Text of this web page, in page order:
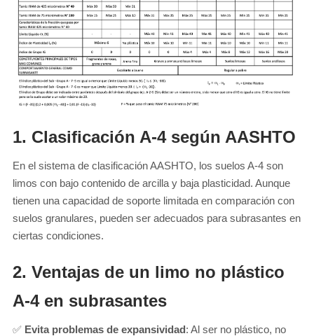
1. Clasificación A-4 según AASHTO
En el sistema de clasificación AASHTO, los suelos A-4 son
limos con bajo contenido de arcilla y baja plasticidad. Aunque
tienen una capacidad de soporte limitada en comparación con
suelos granulares, pueden ser adecuados para subrasantes en
ciertas condiciones.
2. Ventajas de un limo no plástico
A-4 en subrasantes
✅ Evita problemas de expansividad: Al ser no plástico, no